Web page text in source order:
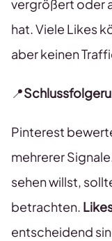
vergrößert oder
hat. Viele Likes
aber keinen
📍
Pinterest
mehrerer
sehen willst,
betrachten.
entscheidend